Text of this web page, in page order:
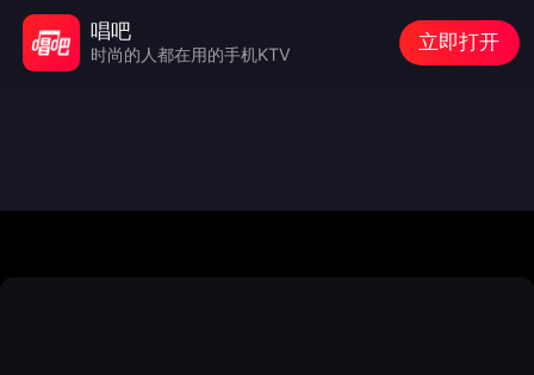
唱吧
时尚的人都在用的手机KTV
立即打开